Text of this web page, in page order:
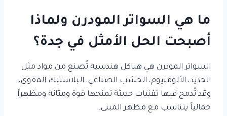
ما هي السواتر المودرن ولماذا
أصبحت الحل الأمثل في جدة؟
السواتر المودرن هي هياكل هندسية تُصنع من مواد مثل
الحديد، الألومنيوم، الخشب الصناعي، البلاستيك المقوى،
وقد تُدمج فيها تقنيات حديثة تمنحها قوة ومتانة ومظهراً
جمالياً يتناسب مع مظهر المبنى.